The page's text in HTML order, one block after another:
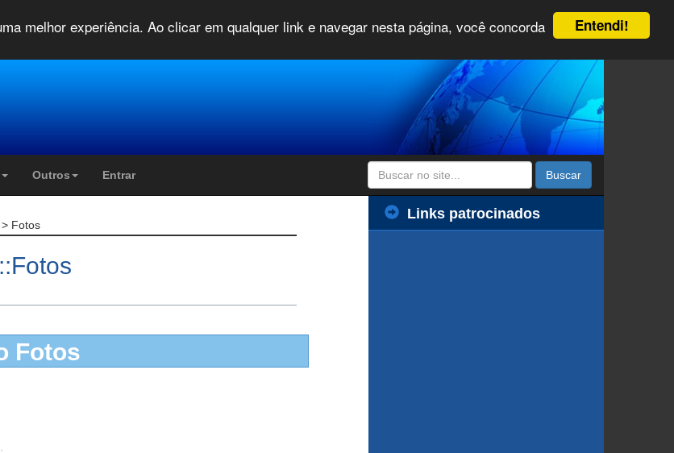
Entendi!
melhor experiência. Ao clicar em qualquer link e navegar nesta página, você concorda
Outros Entrar Buscar
> Fotos
Fotos
Links patrocinados